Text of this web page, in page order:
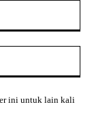
ini untuk lain kali